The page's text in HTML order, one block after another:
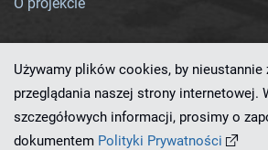
Ten serwis działa dzięki oprogramowaniu
Używamy plików cookies, by
przeglądania naszej strony internetowej.
szczegółowych informacji, prosimy o
dokumentem Polityki Prywatności